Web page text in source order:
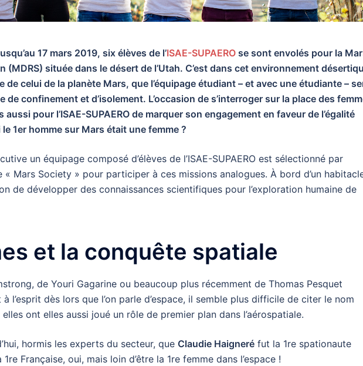
17 mars 2019, six élèves de l’ISAE-SUPAERO se sont envolés pour la
(MDRS) située dans le désert de l’Utah. C’est dans cet environnement
celui de la planète Mars, que l’équipage étudiant – et avec une étudiante –
confinement et d’isolement. L’occasion de s’interroger sur la place des
aussi pour l’ISAE-SUPAERO de marquer son engagement en faveur de l’égalité
1er homme sur Mars était une femme ?
un équipage composé d’élèves de l’ISAE-SUPAERO est sélectionné par
« Mars Society » pour participer à ces missions analogues. À bord d’un
de développer des connaissances scientifiques pour l’exploration humaine de
et la conquête spatiale
de Youri Gagarine ou beaucoup plus récemment de Thomas Pesquet
l’esprit dès lors que l’on parle d’espace, il semble plus difficile de citer le nom
elles ont elles aussi joué un rôle de premier plan dans l’aérospatiale.
hormis les experts du secteur, que Claudie Haigneré fut la 1re spationaute
Française, oui, mais loin d’être la 1re femme dans l’espace !